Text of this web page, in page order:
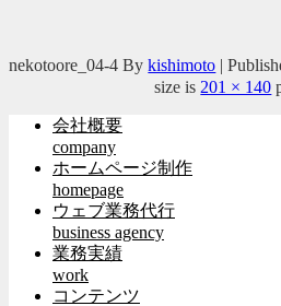
nekotoore_04-4 By kishimoto |
size is 201 × 140
会社概要
company
ホームページ制作
homepage
ウェブ業務代行
business agency
業務実績
work
コンテンツ